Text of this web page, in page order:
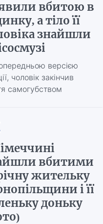
вбитою в
а тіло її
знайшли
версією
чоловік закінчив
самогубством
вбитими
жительку
і її
доньку